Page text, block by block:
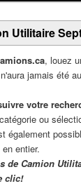
Utilitaire
, louez
jamais été
votre
ou
également
entier.
de Camion
clic!